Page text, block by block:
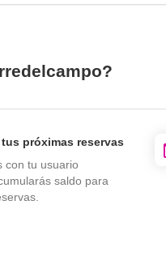
próximas reservas
con tu usuario
saldo para